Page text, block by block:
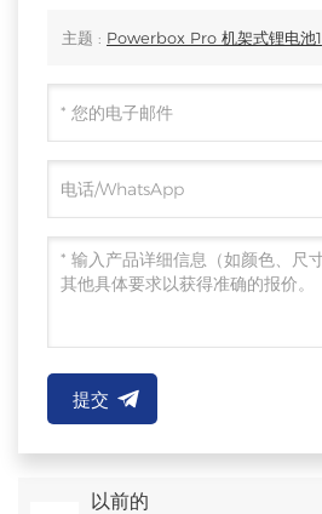
主题 : Powerbox Pro 机架式锂电池1
提交
以前的